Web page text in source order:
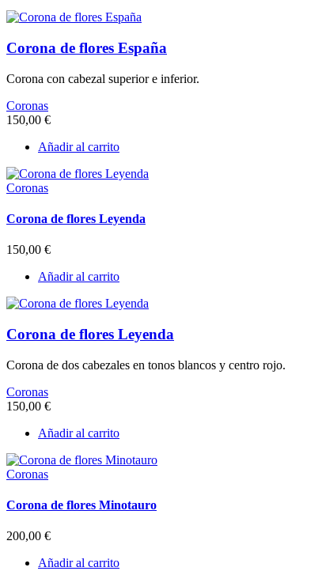
Corona de flores España
Corona con cabezal superior e inferior.
Coronas
150,00 €
Añadir al carrito
Coronas
Corona de flores Leyenda
150,00 €
Añadir al carrito
Corona de flores Leyenda
Corona de dos cabezales en tonos blancos y centro rojo.
Coronas
150,00 €
Añadir al carrito
Coronas
Corona de flores Minotauro
200,00 €
Añadir al carrito